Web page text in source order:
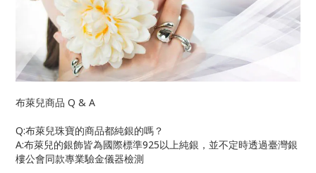
布萊兒商品 Q & A
Q:布萊兒珠寶的商品都純銀的嗎？
A:布萊兒的銀飾皆為國際標準925以上純銀，並不定時透過臺灣銀
樓公會同款專業驗金儀器檢測